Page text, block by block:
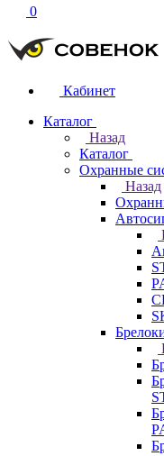
0
Кабинет
Каталог
Назад
Каталог
Охранные
Назад